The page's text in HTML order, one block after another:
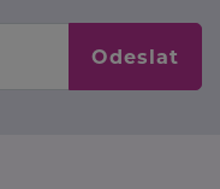
Odeslat